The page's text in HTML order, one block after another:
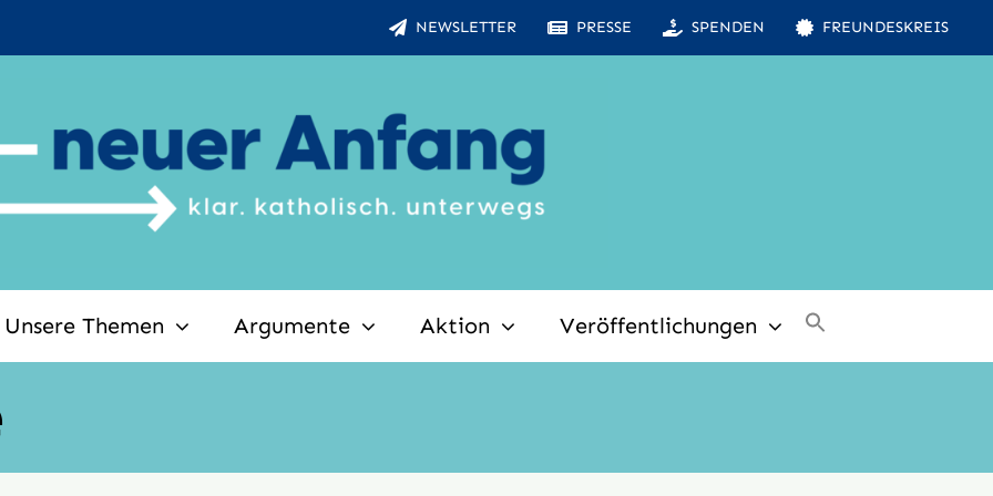
NEWSLETTER PRESSE SPENDEN FREUNDESKREIS
Unsere Themen Argumente Aktion Veröffentlichungen